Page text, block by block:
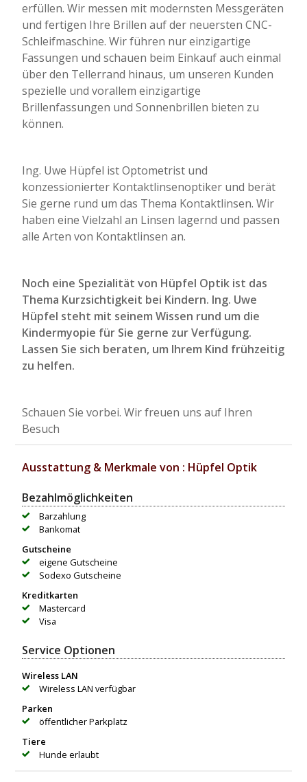
erfüllen. Wir messen mit modernsten Messgeräten
und fertigen Ihre Brillen auf der neuersten CNC-
Schleifmaschine. Wir führen nur einzigartige
Fassungen und schauen beim Einkauf auch einmal
über den Tellerrand hinaus, um unseren Kunden
spezielle und vorallem einzigartige
Brillenfassungen und Sonnenbrillen bieten zu
können.
Ing. Uwe Hüpfel ist Optometrist und
konzessionierter Kontaktlinsenoptiker und berät
Sie gerne rund um das Thema Kontaktlinsen. Wir
haben eine Vielzahl an Linsen lagernd und passen
alle Arten von Kontaktlinsen an.
Noch eine Spezialität von Hüpfel Optik ist das
Thema Kurzsichtigkeit bei Kindern. Ing. Uwe
Hüpfel steht mit seinem Wissen rund um die
Kindermyopie für Sie gerne zur Verfügung.
Lassen Sie sich beraten, um Ihrem Kind frühzeitig
zu helfen.
Schauen Sie vorbei. Wir freuen uns auf Ihren
Besuch
Ausstattung & Merkmale von : Hüpfel Optik
Bezahlmöglichkeiten
Barzahlung
Bankomat
Gutscheine
eigene Gutscheine
Sodexo Gutscheine
Kreditkarten
Mastercard
Visa
Service Optionen
Wireless LAN
Wireless LAN verfügbar
Parken
öffentlicher Parkplatz
Tiere
Hunde erlaubt